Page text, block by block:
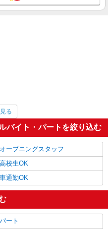
1,450円
る
バイト・パートを絞り込む
オープニングスタッフ
高校生OK
車通勤OK
パート